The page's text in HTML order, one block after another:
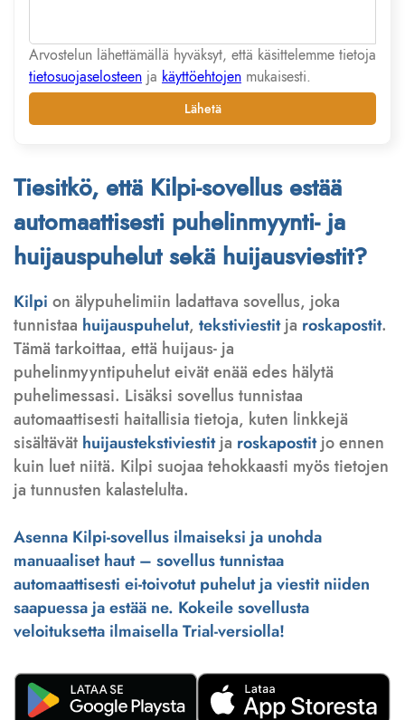
Arvostelun lähettämällä hyväksyt, että käsittelemme tietoja
tietosuojaselosteen ja käyttöehtojen mukaisesti.
Lähetä
Tiesitkö, että Kilpi-sovellus estää
automaattisesti puhelinmyynti- ja
huijauspuhelut sekä huijausviestit?
Kilpi on älypuhelimiin ladattava sovellus, joka
tunnistaa huijauspuhelut, tekstiviestitja roskapostit.
Tämä tarkoittaa, että huijaus- ja
puhelinmyyntipuhelut eivät enää edes hälytä
puhelimessasi. Lisäksi sovellus tunnistaa
automaattisesti haitallisia tietoja, kuten linkkejä
sisältävät huijaustekstiviestitja roskapostitjo ennen
kuin luet niitä. Kilpi suojaa tehokkaasti myös tietojen
ja tunnusten kalastelulta.
Asenna Kilpi-sovellus ilmaiseksi ja unohda
manuaaliset haut – sovellus tunnistaa
automaattisesti ei-toivotut puhelut ja viestit niiden
saapuessa ja estää ne. Kokeile sovellusta
veloituksetta ilmaisella Trial-versiolla!